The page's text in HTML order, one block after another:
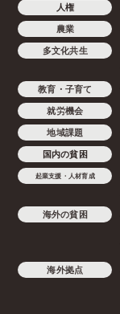
人権
農業
多文化共生
教育・子育て
就労機会
地域課題
国内の貧困
起業支援・人材育成
海外の貧困
海外拠点